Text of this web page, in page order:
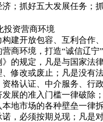
；抓好五大发展任务；
资营商环境
建开放包容、互利合作
商环境，打造“诚信辽宁
的规定，凡是与国家法
修改或废止；凡是没有
格认证、中介服务、行
展的准入门槛一律破除
地市场的各种壁垒一律
，必须按期兑现；凡是